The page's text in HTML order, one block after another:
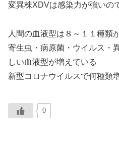
変異株XDVは感染力が強いの
人間の血液型は８～１１種類
寄生虫・病原菌・ウイルス・
しい血液型が増えている
新型コロナウイルスで何種類
0